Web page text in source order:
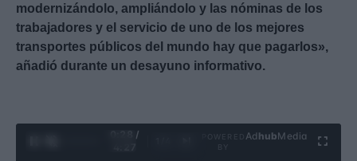
modernizándolo, ampliándolo y las nóminas de los
trabajadores y el servicio de uno de los mejores
transportes públicos del mundo hay que pagarlos»,
añadió durante un desayuno informativo.
0:30 /
Ad hubMedia